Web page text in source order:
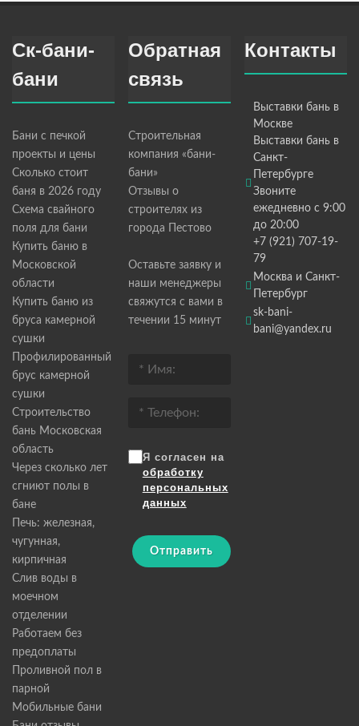
Ск-бани-
бани
Бани с печкой
проекты и цены
Сколько стоит
баня в 2026 году
Схема свайного
поля для бани
Купить баню в
Московской
области
Купить баню из
бруса камерной
сушки
Профилированный
брус камерной
сушки
Строительство
бань Московская
область
Через сколько лет
сгниют полы в
бане
Печь: железная,
чугунная,
кирпичная
Слив воды в
моечном
отделении
Работаем без
предоплаты
Проливной пол в
парной
Мобильные бани
Обратная
связь
Строительная
компания «бани-
бани»
Отзывы о
строителях из
города Пестово
Оставьте заявку и
наши менеджеры
свяжутся с вами в
течении 15 минут
Я согласен на
обработку
персональных
данных
Отправить
Контакты
Выставки бань в
Москве
Выставки бань в
Санкт-
Петербурге
Звоните
ежедневно с 9:00
до 20:00
+7 (921) 707-19-
79
Москва и Санкт-
Петербург
sk-bani-
bani@yandex.ru